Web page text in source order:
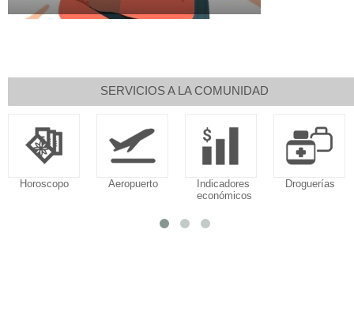
SERVICIOS A LA COMUNIDAD
Aeropuerto
Indicadores
Droguerías Notarías